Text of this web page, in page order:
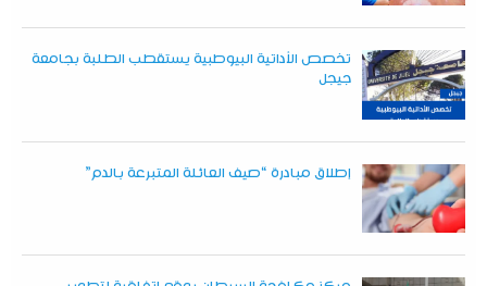
تخصص الأداتية البيوطبية يستقطب الطلبة بجامعة
جيجل
إطلاق مبادرة “صيف العائلة المتبرعة بالدم”